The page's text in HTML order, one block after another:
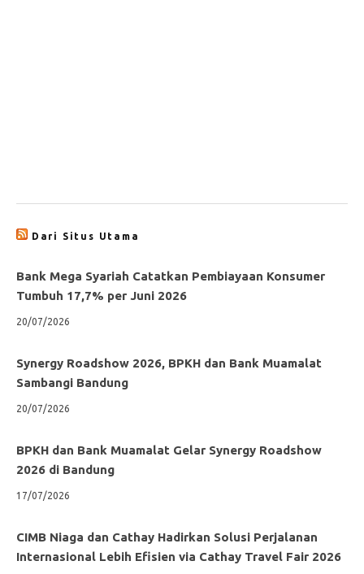
Dari Situs Utama
Bank Mega Syariah Catatkan Pembiayaan Konsumer
Tumbuh 17,7% per Juni 2026
20/07/2026
Synergy Roadshow 2026, BPKH dan Bank Muamalat
Sambangi Bandung
20/07/2026
BPKH dan Bank Muamalat Gelar Synergy Roadshow
2026 di Bandung
17/07/2026
CIMB Niaga dan Cathay Hadirkan Solusi Perjalanan
Internasional Lebih Efisien via Cathay Travel Fair 2026